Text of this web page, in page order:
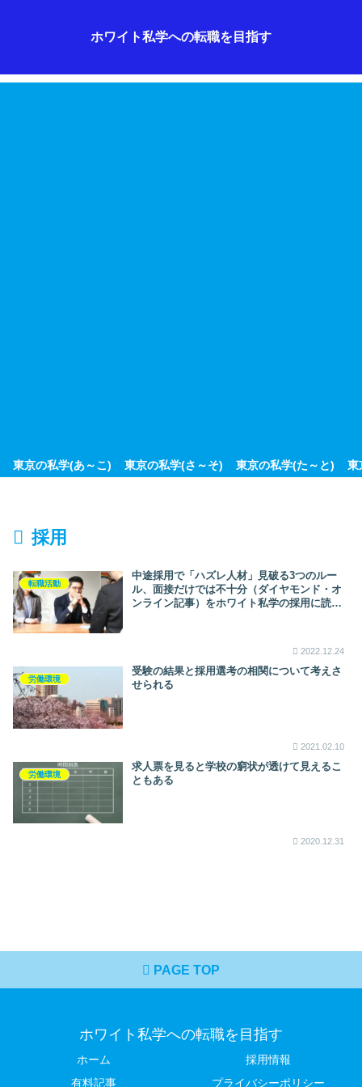
ホワイト私学への転職を目指す
東京の私学(あ～こ) 東京の私学(さ～そ) 東京の私学(た～と) 東
採用
転職活動
中途採用で「ハズレ人材」見破る3つのルー
ル、面接だけでは不十分（ダイヤモンド・オ
ンライン記事）をホワイト私学の採用に読み
2022.12.24
労働環境
受験の結果と採用選考の相関について考えさ
せられる
2021.02.10
労働環境
求人票を見ると学校の窮状が透けて見えるこ
ともある
2020.12.31
PAGE TOP
ホワイト私学への転職を目指す
ホーム
採用情報
有料記事
プライバシーポリシー